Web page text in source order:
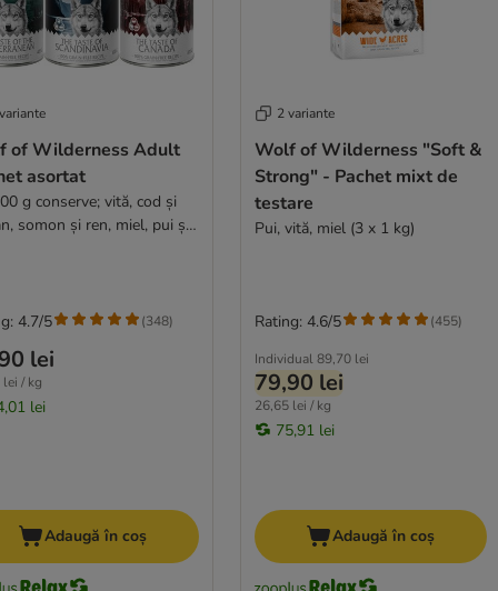
of Wilderness Adult
asortat
conserve; vită, cod și
somon și ren, miel, pui și
lei
/ kg
lei
4.7/5 (348)
Adaugă în coș
2 variante
Wolf of Wilderness "Soft &
Strong" - Pachet mixt de
testare
Pui, vită, miel (3 x 1 kg)
Individual 89,70 lei
79,90 lei
26,65 lei / kg
75,91 lei
Rating: 4.6/5 (455)
Adaugă în coș